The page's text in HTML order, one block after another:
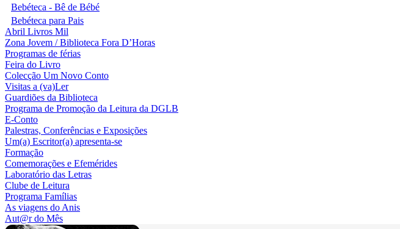
Bebéteca - Bê de Bébé
Bebéteca para Pais
Abril Livros Mil
Zona Jovem / Biblioteca Fora D’Horas
Programas de férias
Feira do Livro
Colecção Um Novo Conto
Visitas a (va)Ler
Guardiões da Biblioteca
Programa de Promoção da Leitura da DGLB
E-Conto
Palestras, Conferências e Exposições
Um(a) Escritor(a) apresenta-se
Formação
Comemorações e Efemérides
Laboratório das Letras
Clube de Leitura
Programa Famílias
As viagens do Anis
Aut@r do Mês